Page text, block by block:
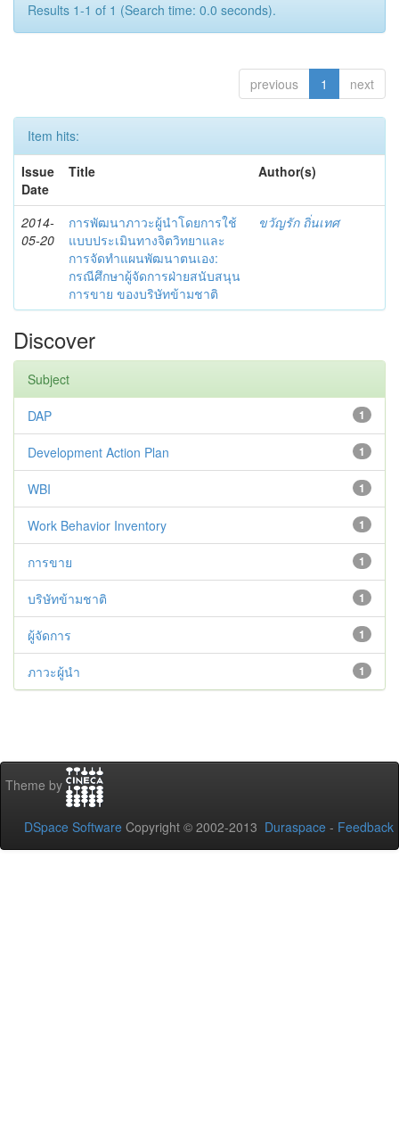
Results 1-1 of 1 (Search time: 0.0 seconds).
previous 1 next
Item hits:
Issue
Date
Title Author(s)
2014-
05-20
การพัฒนาภาวะผู้นำโดยการใช้
แบบประเมินทางจิตวิทยาและ
การจัดทำแผนพัฒนาตนเอง:
กรณีศึกษาผู้จัดการฝ่ายสนับสนุน
การขาย ของบริษัทข้ามชาติ
ขวัญรัก ถิ่นเทศ
Discover
Subject
1
DAP
1
Development Action Plan
1
WBI
1
Work Behavior Inventory
1
การขาย
1
บริษัทข้ามชาติ
1
ผู้จัดการ
1
ภาวะผู้นำ
Theme by
DSpace Software Copyright © 2002-2013 Duraspace - Feedback